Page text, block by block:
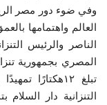
فريق العمل
إرث جمال عبدالناصر
أخبار
وفي ضوء دور مصر
العالم واهتمامها
الناصر والرئيس
تبلغ ١٢هكتارًا
التنزانية دار